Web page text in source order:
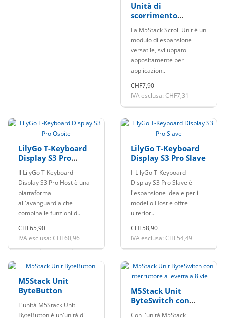
Unità di
scorrimento
La M5Stack Scroll Unit è un
modulo di espansione
versatile, sviluppato
appositamente per
applicazion..
CHF7,90
IVA esclusa: CHF7,31
LilyGo T-Keyboard
Display S3 Pro
Il LilyGo T-Keyboard
Display S3 Pro Host è una
piattaforma
all'avanguardia che
combina le funzioni d..
CHF65,90
IVA esclusa: CHF60,96
LilyGo T-Keyboard
Display S3 Pro Slave
Il LilyGo T-Keyboard
Display S3 Pro Slave è
l'espansione ideale per il
modello Host e offre
ulterior..
CHF58,90
IVA esclusa: CHF54,49
M5Stack Unit
ByteButton
L'unità M5Stack Unit
ByteButton è un'unità di
M5Stack Unit
ByteSwitch con
Con l'unità M5Stack